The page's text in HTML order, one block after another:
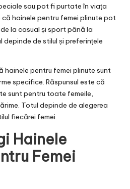
sau pot fi purtate în viața
hainele pentru femei plinute pot
la casual și sport până la
de stilul și preferințele
hainele pentru femei plinute sunt
specifice. Răspunsul este că
sunt pentru toate femeile,
Totul depinde de alegerea
fiecărei femei.
Hainele
Femei